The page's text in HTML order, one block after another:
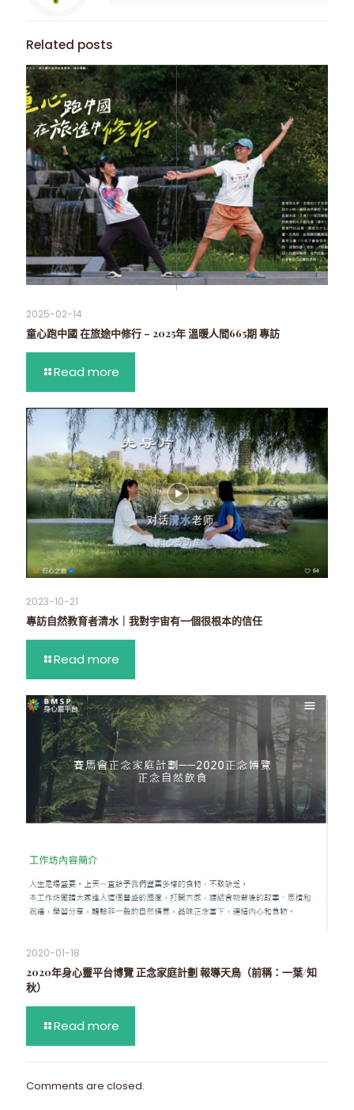
Related posts
2025-02-14
童心跑中國 在旅途中修行 – 2025年 溫暖人間665期 專訪
Read more
2023-10-21
專訪自然教育者清水｜我對宇宙有一個很根本的信任
Read more
2020-01-18
2020年身心靈平台博覽 正念家庭計劃 報導天鳥（前稱：一葉/知
秋）
Read more
Comments are closed.